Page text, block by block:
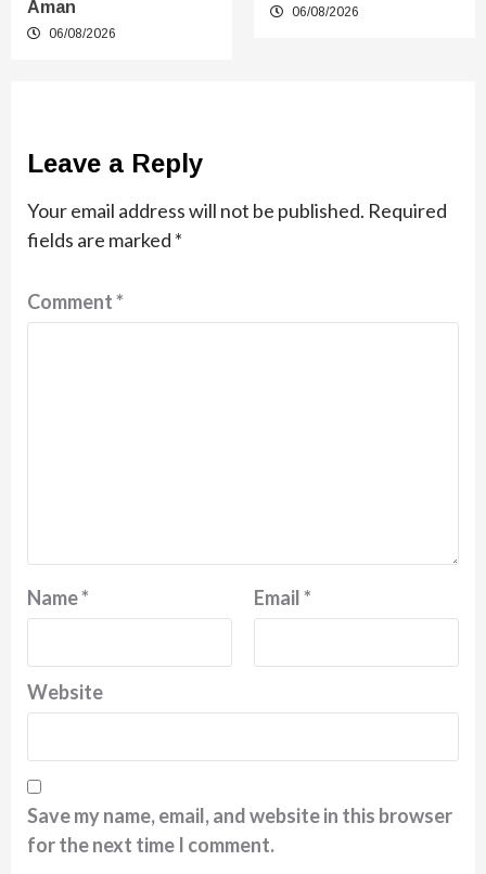
Aman
06/08/2026
06/08/2026
Leave a Reply
Your email address will not be published. Required
fields are marked *
Comment*
Name* Email*
Website
Save my name, email, and website in this browser
for the next time I comment.